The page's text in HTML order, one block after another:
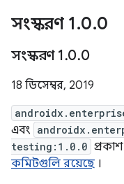
সংস্করণ 1.0.0
সংস্করণ 1.0.0
18 ডিসেম্বর, 2019
এবং
testing:1.0.0
কমিটগুলি রয়েছে ।